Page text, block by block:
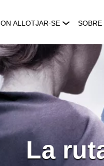
ON ALLOTJAR-SE SOBRE
La